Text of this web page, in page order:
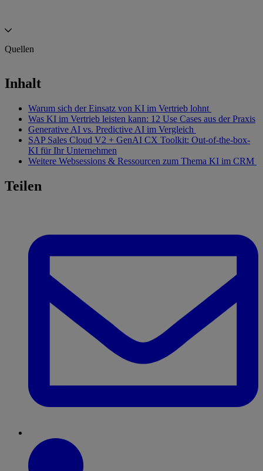
Quellen
Dooly Studie
Report.
Titelbild—Midjourney
Inhalt
Warum sich der Einsatz von KI im Vertrieb lohnt
Was KI im Vertrieb leisten kann: 12 Use Cases aus der Praxis
Generative AI vs. Predictive AI im Vergleich
SAP Sales Cloud V2 + GenAI CX Toolkit: Out-of-the-box-
KI für Ihr Unternehmen
Weitere Websessions & Ressourcen zum Thema KI im CRM
Teilen